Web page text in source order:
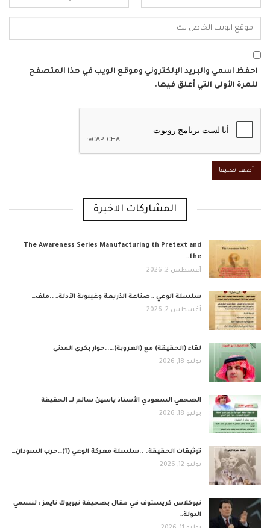
احفظ اسمي والبريد الإلكتروني وموقع الويب في هذا المتصفح
للمرة الأولى التي أعلق فيها.
المشاركات الاخيرة
The Awareness Series Manufacturing th Pretext and
the…
أغسطس 2, 2026
​سلسلة الوعي …صناعة الذريعة وغيبوبة الأدلة…..ملف…
أغسطس 2, 2026
لقاء (الحقيقة) مع (العروبة)…..حوار بكرى المدنى
يوليو 18, 2026
الصحفي السعودي الأستاذ ياسين سالم لــ الحقيقة
يوليو 18, 2026
توثيقات الحقيقة. ..سلسلة معركة الوعي (1)…حرب السودان…
يوليو 12, 2026
نيوكلاس كريستوف في مقال بصحيفة نيويوك تايمز : لنسمي
الدولة…